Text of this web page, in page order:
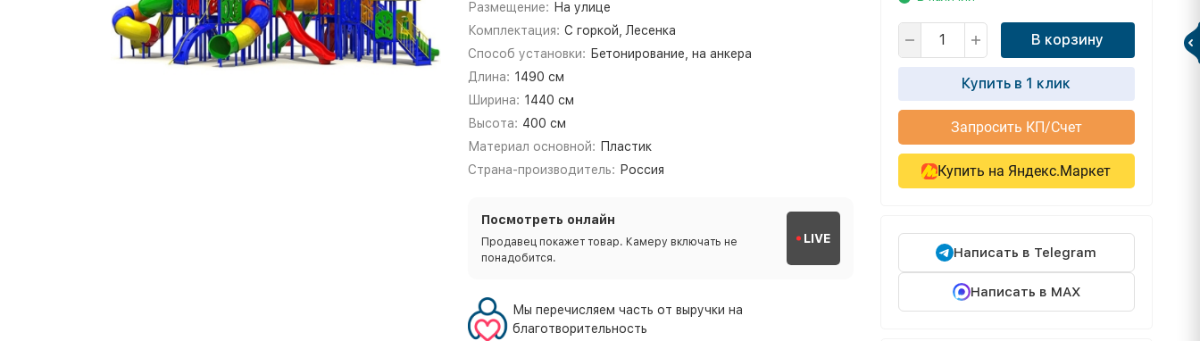
Размещение: На улице
Комплектация: С горкой, Лесенка
Способ установки: Бетонирование, на анкера
Длина: 1490 см
Ширина: 1440 см
Высота: 400 см
Материал основной: Пластик
Страна-производитель: Россия
Посмотреть онлайн
Продавец покажет товар. Камеру включать не
понадобится.
LIVE
Мы перечисляем часть от выручки на
благотворительность
В корзину
Купить в 1 клик
Запросить КП/Счет
Купить на Яндекс.Маркет
Написать в Telegram
Написать в MAX